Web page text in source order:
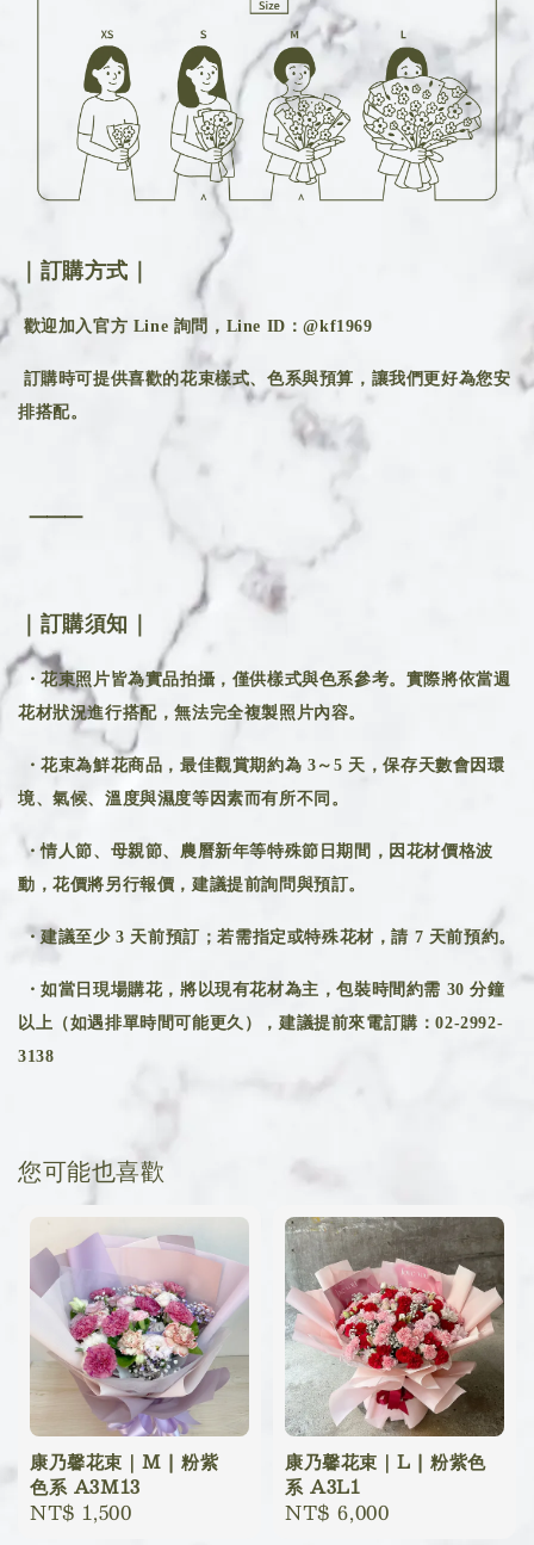
｜訂購方式｜
歡迎加入官方 Line 詢問，Line ID：@kf1969
訂購時可提供喜歡的花束樣式、色系與預算，讓我們更好為您安
排搭配。
⸻
｜訂購須知｜
・花束照片皆為實品拍攝，僅供樣式與色系參考。實際將依當週
花材狀況進行搭配，無法完全複製照片內容。
・花束為鮮花商品，最佳觀賞期約為 3～5 天，保存天數會因環
境、氣候、溫度與濕度等因素而有所不同。
・情人節、母親節、農曆新年等特殊節日期間，因花材價格波
動，花價將另行報價，建議提前詢問與預訂。
・建議至少 3 天前預訂；若需指定或特殊花材，請 7 天前預約。
・如當日現場購花，將以現有花材為主，包裝時間約需 30 分鐘
以上（如遇排單時間可能更久），建議提前來電訂購：02-2992-
3138
您可能也喜歡
康乃馨花束｜M | 粉紫
色系 A3M13
Regular
NT$ 1,500
康乃馨花束｜L | 粉紫色
系 A3L1
Regular
NT$ 6,000